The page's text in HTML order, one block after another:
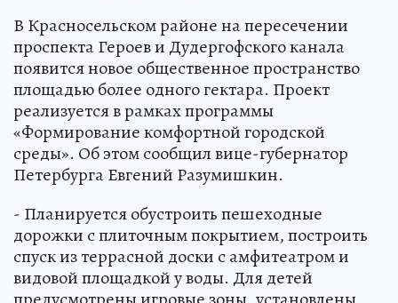
В Красносельском районе на пересечении
проспекта Героев и Дудергофского канала
появится новое общественное пространство
площадью более одного гектара. Проект
реализуется в рамках программы
«Формирование комфортной городской
среды». Об этом сообщил вице-губернатор
Петербурга Евгений Разумишкин.
- Планируется обустроить пешеходные
дорожки с плиточным покрытием, построить
спуск из террасной доски с амфитеатром и
видовой площадкой у воды. Для детей